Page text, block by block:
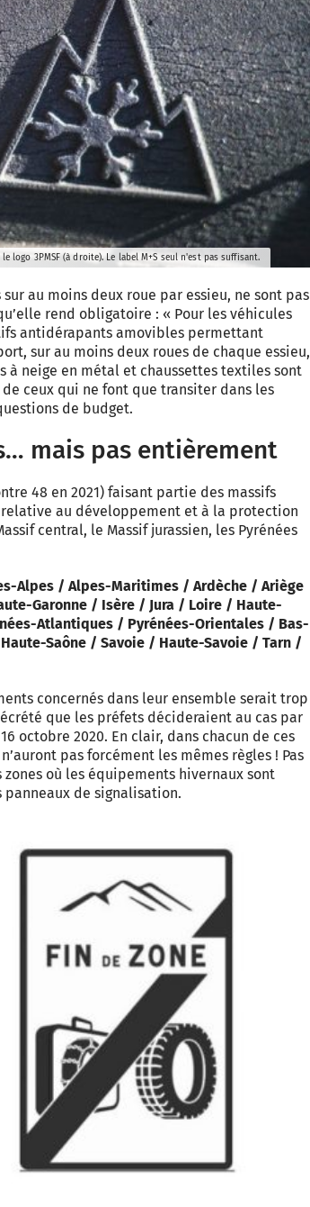
logo 3PMSF (à droite). Le label M+S seul n'est pas suffisant.
au moins deux roue par essieu, ne sont pas
rend obligatoire : « Pour les véhicules
antidérapants amovibles permettant
sur au moins deux roues de chaque essieu,
à neige en métal et chaussettes textiles sont
ceux qui ne font que transiter dans les
de budget.
mais pas entièrement
48 en 2021) faisant partie des massifs
au développement et à la protection
central, le Massif jurassien, les Pyrénées
Alpes / Alpes-Maritimes / Ardèche / Ariège
Garonne / Isère / Jura / Loire / Haute-
Atlantiques / Pyrénées-Orientales / Bas-
Saône / Savoie / Haute-Savoie / Tarn /
concernés dans leur ensemble serait trop
que les préfets décideraient au cas par
octobre 2020. En clair, dans chacun de ces
pas forcément les mêmes règles ! Pas
où les équipements hivernaux sont
de signalisation.